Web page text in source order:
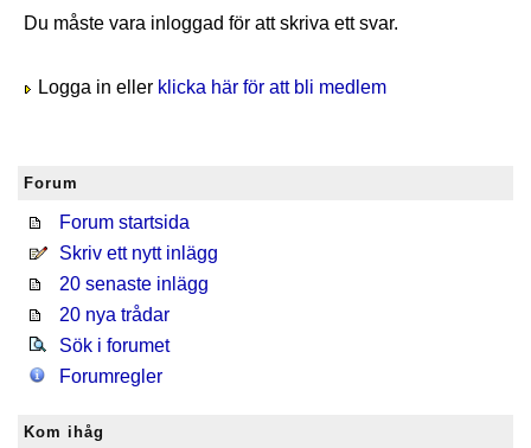
Du måste vara inloggad för att skriva ett svar.
Logga in eller klicka här för att bli medlem
Forum
Forum startsida
Skriv ett nytt inlägg
20 senaste inlägg
20 nya trådar
Sök i forumet
Forumregler
Kom ihåg